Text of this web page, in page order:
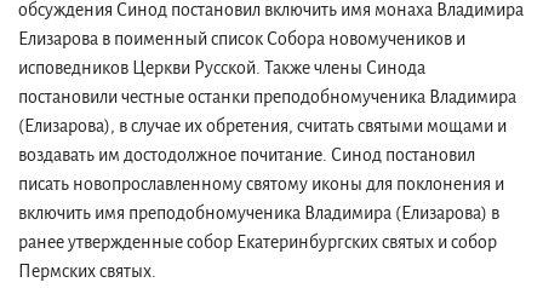
обсуждения Синод постановил включить имя монаха Владимира
Елизарова в поименный список Собора новомучеников и
исповедников Церкви Русской. Также члены Синода
постановили честные останки преподобномученика Владимира
(Елизарова), в случае их обретения, считать святыми мощами и
воздавать им достодолжное почитание. Синод постановил
писать новопрославленному святому иконы для поклонения и
включить имя преподобномученика Владимира (Елизарова) в
ранее утвержденные собор Екатеринбургских святых и собор
Пермских святых.